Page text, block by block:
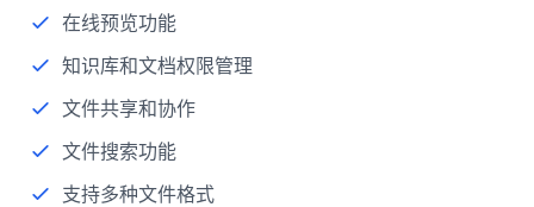
在线预览功能
知识库和文档权限管理
文件共享和协作
文件搜索功能
支持多种文件格式